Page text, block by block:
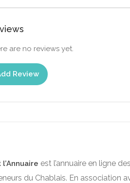
are no reviews yet.
Review
l’Annuaire est l’annuaire en ligne des
du Chablais. En association